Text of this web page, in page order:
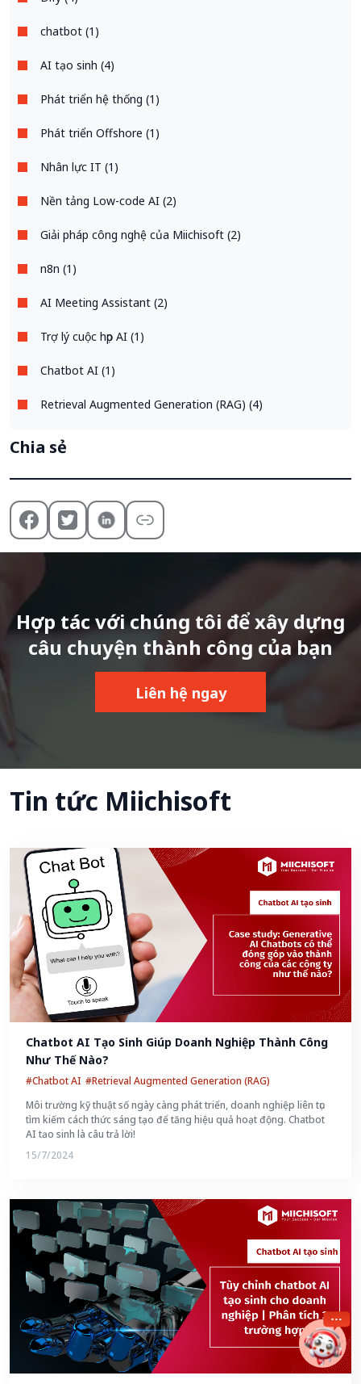
chatbot (1)
AI tạo sinh (4)
Phát triển hệ thống (1)
Phát triển Offshore (1)
Nhân lực IT (1)
Nền tảng Low-code AI (2)
Giải pháp công nghệ của Miichisoft (2)
n8n (1)
AI Meeting Assistant (2)
Trợ lý cuộc họp AI (1)
Chatbot AI (1)
Retrieval Augmented Generation (RAG) (4)
Chia sẻ
Hợp tác với chúng tôi để xây dựng
câu chuyện thành công của bạn
Liên hệ ngay
Tin tức Miichisoft
Chatbot AI Tạo Sinh Giúp Doanh Nghiệp Thành Công
Như Thế Nào?
#Chatbot AI #Retrieval Augmented Generation (RAG)
Môi trường kỹ thuật số ngày càng phát triển, doanh nghiệp liên tục
tìm kiếm cách thức sáng tạo để tăng hiệu quả hoạt động. Chatbot
AI tạo sinh là câu trả lời!
15/7/2024